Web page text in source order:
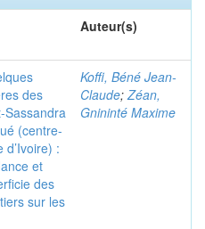
Auteur(s)
des
Sassandra
(centre-
:
et
des
sur les
Koffi, Béné Jean-
Claude; Zéan,
Gnininté Maxime